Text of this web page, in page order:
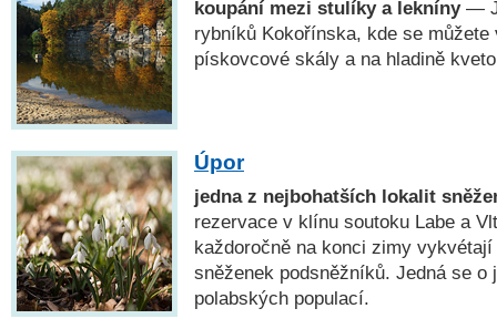
koupání mezi stulíky a lekníny—
rybníků Kokořínska, kde se můžete
pískovcové skály a na hladině
Úpor
jedna z nejbohatších lokalit
rezervace v klínu soutoku Labe a
každoročně na konci zimy
sněženek podsněžníků. Jedná se o
polabských populací.